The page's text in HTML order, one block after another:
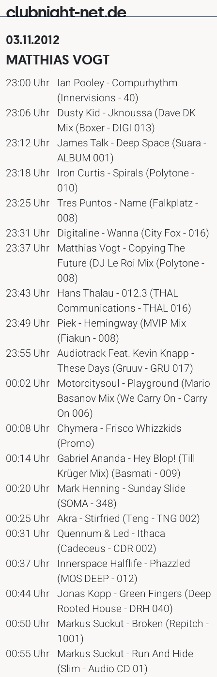
clubnight-net.de
03.11.2012
MATTHIAS VOGT
23:00 Uhr Ian Pooley - Compurhythm
(Innervisions - 40)
23:06 Uhr Dusty Kid - Jknoussa (Dave DK
Mix (Boxer - DIGI 013)
23:12 Uhr James Talk - Deep Space (Suara -
ALBUM 001)
23:18 Uhr Iron Curtis - Spirals (Polytone -
010)
23:25 Uhr Tres Puntos - Name (Falkplatz -
008)
23:31 Uhr Digitaline - Wanna (City Fox - 016)
23:37 Uhr Matthias Vogt - Copying The
Future (DJ Le Roi Mix (Polytone -
008)
23:43 Uhr Hans Thalau - 012.3 (THAL
Communications - THAL 016)
23:49 Uhr Piek - Hemingway (MVIP Mix
(Fiakun - 008)
23:55 Uhr Audiotrack Feat. Kevin Knapp -
These Days (Gruuv - GRU 017)
00:02 Uhr Motorcitysoul - Playground (Mario
Basanov Mix (We Carry On - Carry
On 006)
00:08 Uhr Chymera - Frisco Whizzkids
(Promo)
00:14 Uhr Gabriel Ananda - Hey Blop! (Till
Krüger Mix) (Basmati - 009)
00:20 Uhr Mark Henning - Sunday Slide
(SOMA - 348)
00:25 Uhr Akra - Stirfried (Teng - TNG 002)
00:31 Uhr Quennum & Led - Ithaca
(Cadeceus - CDR 002)
00:37 Uhr Innerspace Halflife - Phazzled
(MOS DEEP - 012)
00:44 Uhr Jonas Kopp - Green Fingers (Deep
Rooted House - DRH 040)
00:50 Uhr Markus Suckut - Broken (Repitch -
1001)
00:55 Uhr Markus Suckut - Run And Hide
(Slim - Audio CD 01)